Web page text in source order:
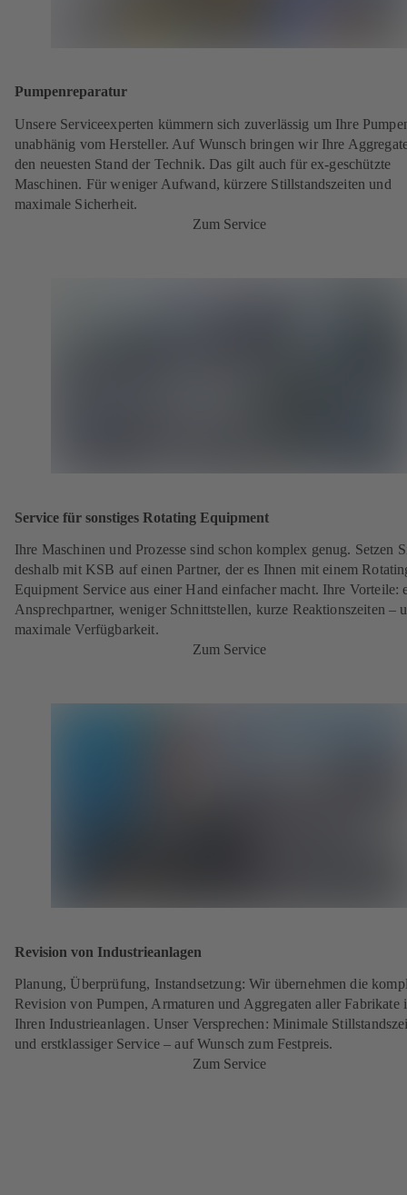
Pumpenreparatur
Unsere Serviceexperten kümmern sich zuverlässig um Ihre
unabhänig vom Hersteller. Auf Wunsch bringen wir Ihre
den neuesten Stand der Technik. Das gilt auch für ex-geschützte
Maschinen. Für weniger Aufwand, kürzere Stillstandszeiten und
maximale Sicherheit.
Zum Service
Service für sonstiges Rotating Equipment
Ihre Maschinen und Prozesse sind schon komplex genug. Setzen
deshalb mit KSB auf einen Partner, der es Ihnen mit einem
Equipment Service aus einer Hand einfacher macht. Ihre Vorteile:
Ansprechpartner, weniger Schnittstellen, kurze Reaktionszeiten –
maximale Verfügbarkeit.
Zum Service
Revision von Industrieanlagen
Planung, Überprüfung, Instandsetzung: Wir übernehmen die
Revision von Pumpen, Armaturen und Aggregaten aller Fabrikate
Ihren Industrieanlagen. Unser Versprechen: Minimale
und erstklassiger Service – auf Wunsch zum Festpreis.
Zum Service